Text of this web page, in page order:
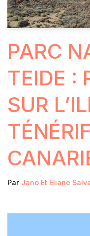
PARC
TEIDE :
SUR
Par Jano Et Eliane